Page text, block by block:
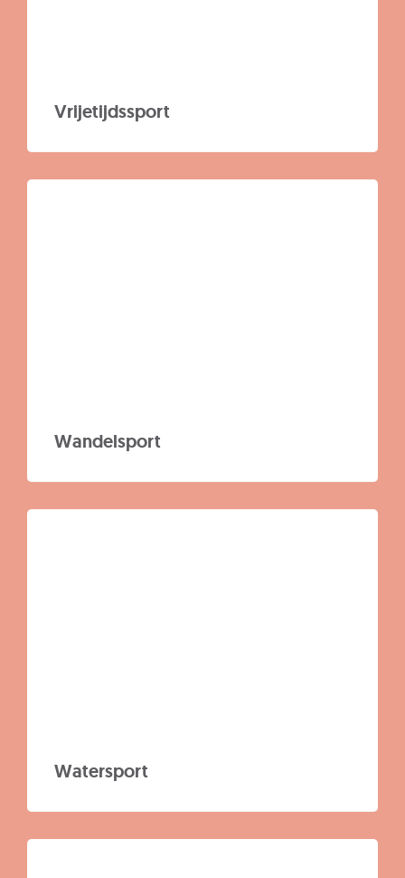
Vrijetijdssport
Wandelsport
Watersport